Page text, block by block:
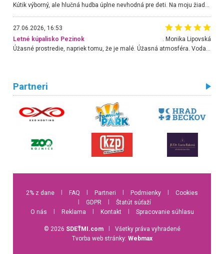
Kútik výborný, ale hlučná hudba úplne nevhodná pre deti. Na moju žiadosť o aspoň sušenie nereagovali.
27.06.2026, 16:53
Letné kúpalisko Pezinok
. Monika Lipovská
Partneri
2% z dane FAQ Partneri Podmienky
Cookies
GDPR
Štatút súťaží
O nás
Reklama Kontakt Spracovanie súhlasu
© 2026 SDEŤMI.com
Všetky práva vyhradené
Tvorba web stránky: Webmax